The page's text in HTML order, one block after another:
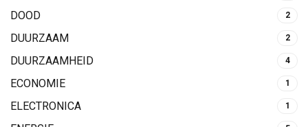
DOOD 2
DUURZAAM 2
DUURZAAMHEID 4
ECONOMIE 1
ELECTRONICA 1